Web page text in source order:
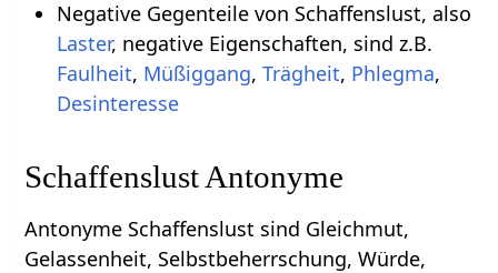
Negative Gegenteile von Schaffenslust, also
Laster, negative Eigenschaften, sind z.B.
Faulheit, Müßiggang, Trägheit, Phlegma,
Desinteresse
Schaffenslust Antonyme
Antonyme Schaffenslust sind Gleichmut,
Gelassenheit, Selbstbeherrschung, Würde,